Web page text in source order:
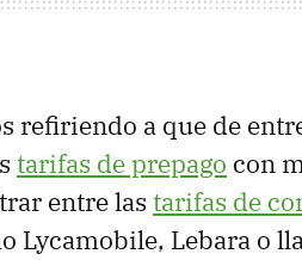
refiriendo a que de
tarifas de prepago con
entre las tarifas de
Lycamobile, Lebara o